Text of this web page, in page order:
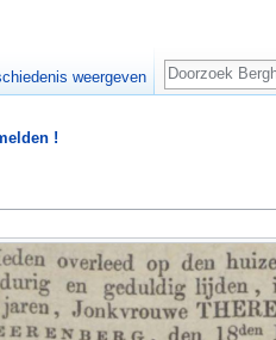
!
weergeven
Zoeken